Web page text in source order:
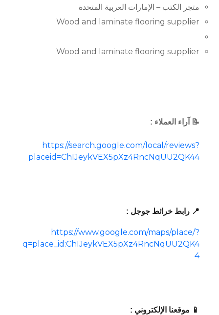
متجر الكتب – الإمارات العربية المتحدة
Wood and laminate flooring supplier
Wood and laminate flooring supplier
📝 آراء العملاء :
https://search.google.com/local/reviews?
placeid=ChIJeykVEX5pXz4RncNqUU2QK44
📍 رابط خرائط جوجل :
https://www.google.com/maps/place/?
q=place_id:ChIJeykVEX5pXz4RncNqUU2QK4
4
📱 موقعنا الإلكتروني :